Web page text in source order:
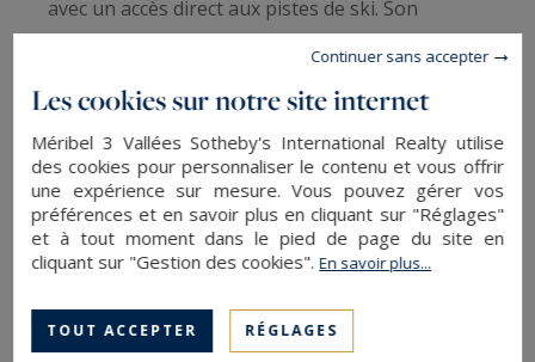
avec un accès direct aux pistes de ski. Son
orientation plein sud offre un ensoleillement
panorama exceptionnel sur l’un des plus beaux
massifs de la vallée. Une adresse rare qui
conjugue authenticité alpine et prestations haut
de gamme.
Cet appartement de 142 m² séduit par sa belle
pièce de vie conviviale et élégante. Lumineux
grâce à de larges ouvertures, le séjour regroupe
Les cookies sur notre site internet
Méribel 3 Vallées Sotheby's International Realty utilise
des cookies pour personnaliser le contenu et vous offrir
une expérience sur mesure. Vous pouvez gérer vos
préférences et en savoir plus en cliquant sur "Réglages"
et à tout moment dans le pied de page du site en
cliquant sur "Gestion des cookies".En savoir plus...
TOUT ACCEPTER RÉGLAGES
Continuer sans accepter